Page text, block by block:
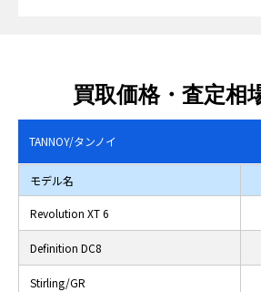
買取価格・査定相
TANNOY/タンノイ
モデル名
Revolution XT 6
Definition DC8
Stirling/GR